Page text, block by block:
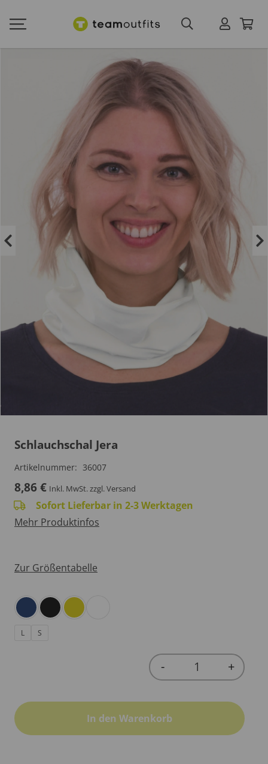
Schlauchschal Jera
Artikelnummer: 36007
8,86 € Inkl. MwSt.zzgl. Versand
Sofort Lieferbar in 2-3 Werktagen
Mehr Produktinfos
Zur Größentabelle
L S
Quantity
- +
In den Warenkorb